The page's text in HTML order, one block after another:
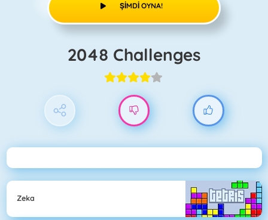
ŞIMDI OYNA!
2048 Challenges
Zeka